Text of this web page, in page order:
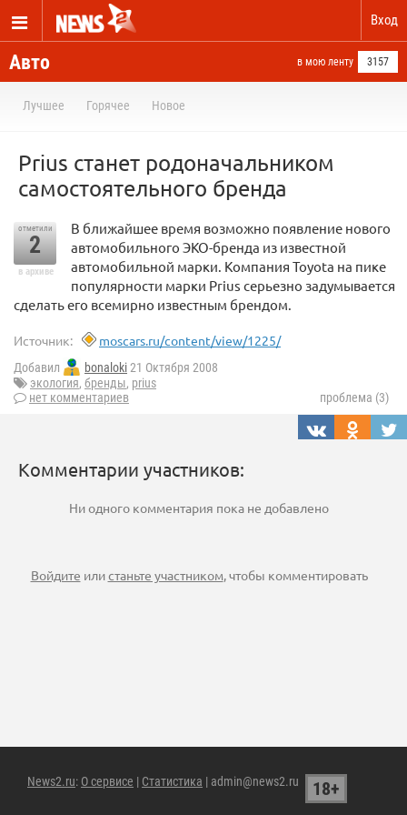
Вход
Авто в мою ленту 3157
Лучшее Горячее Новое
Prius станет родоначальником
самостоятельного бренда
отметили
2
в архиве
В ближайшее время возможно появление нового
автомобильного ЭКО-бренда из известной
автомобильной марки. Компания Toyota на пике
популярности марки Prius cерьезно задумывается
сделать его всемирно известным брендом.
Источник: moscars.ru/content/view/1225/
Добавил bonaloki21 Октября 2008
экология, бренды, prius
нет комментариев
проблема (3)
Комментарии участников:
Ни одного комментария пока не добавлено
Войдите илистаньте участником, чтобы комментировать
News2.ru: О сервисе | Статистика | admin@news2.ru 18+